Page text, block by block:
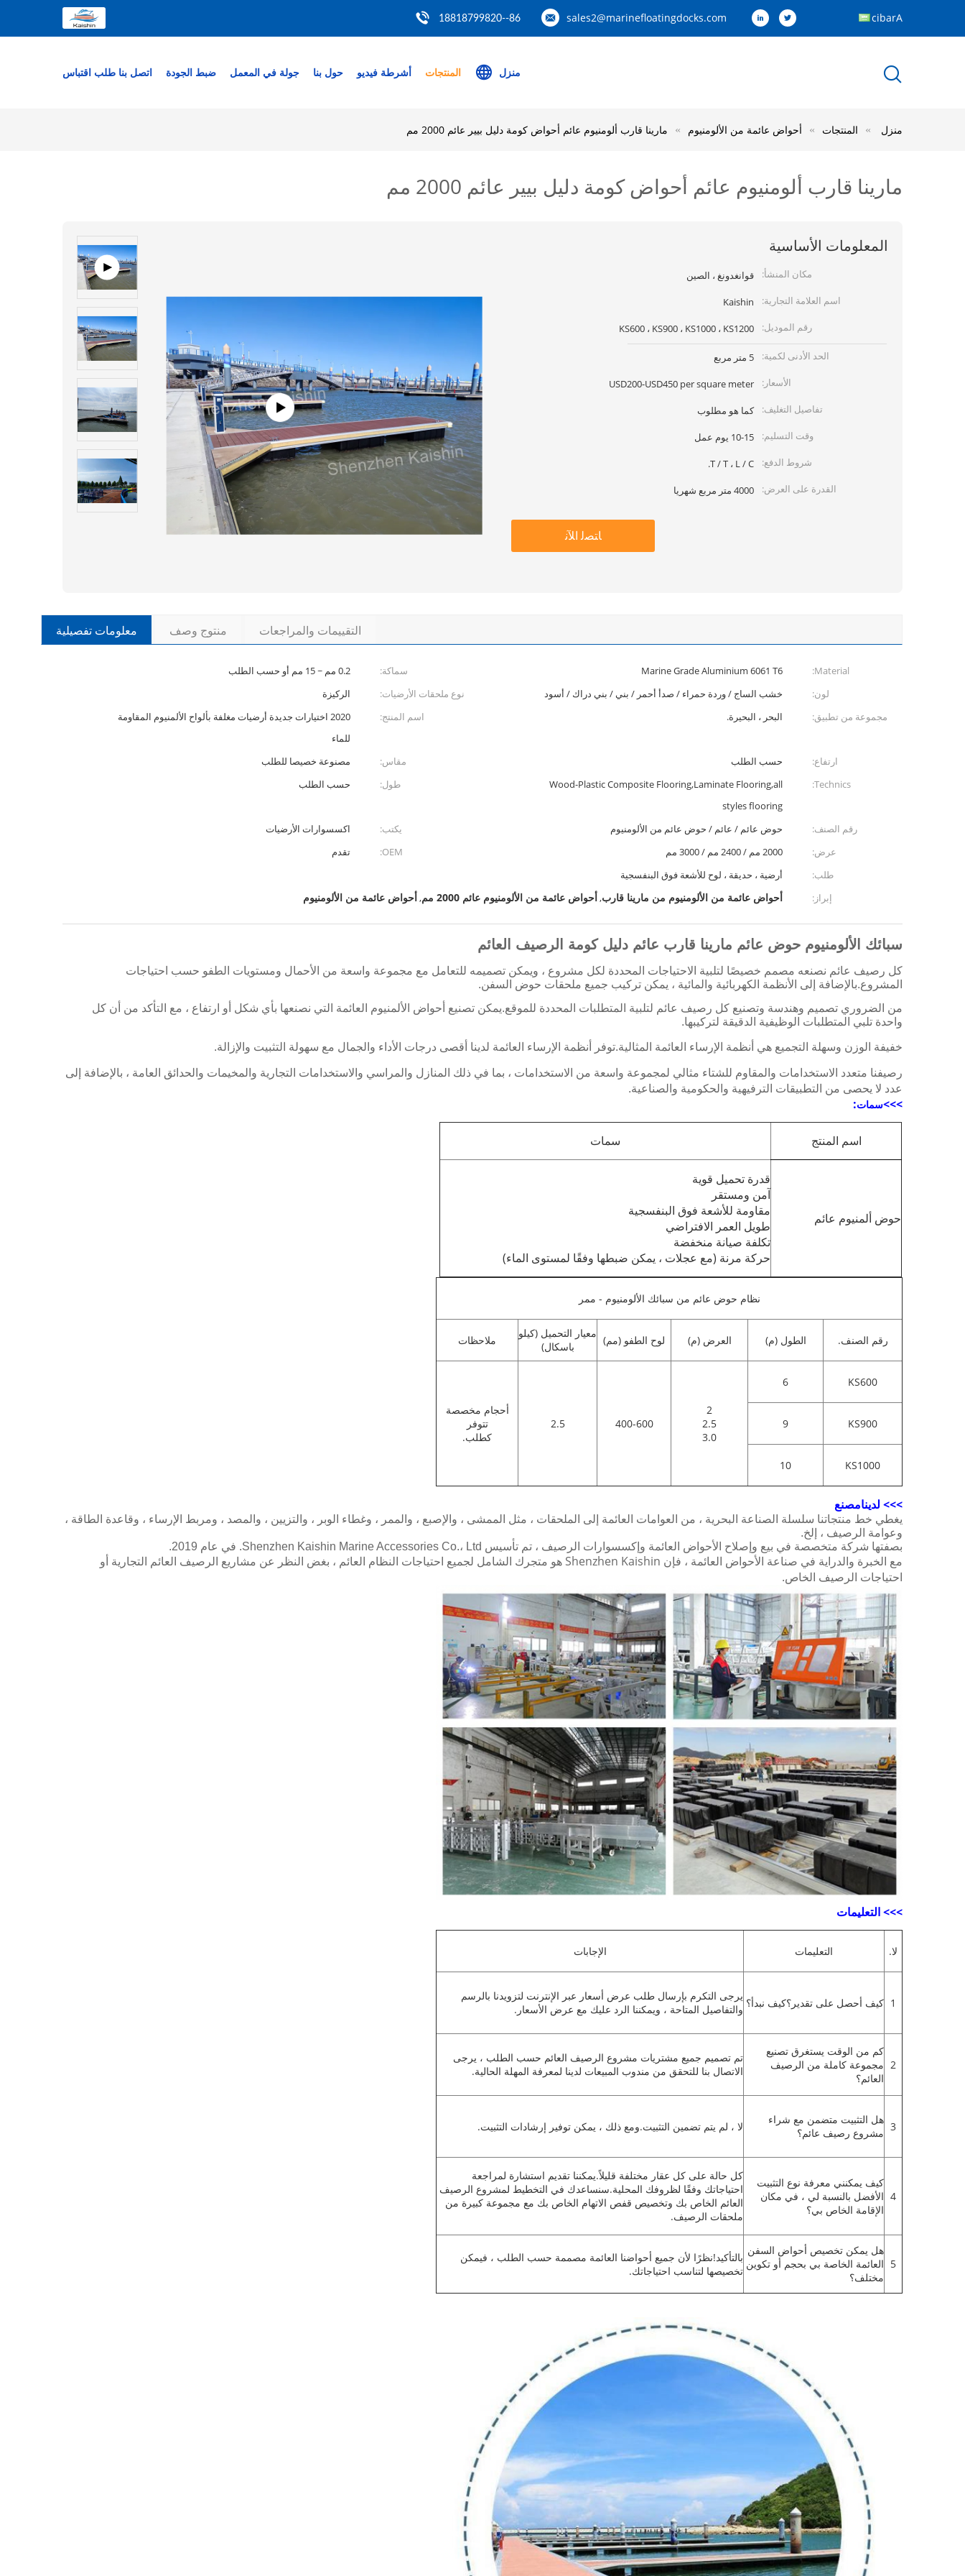
sales2@marinefloatingdocks.com
86--18818799820 Arabic
منزل المنتجات أشرطة فيديو حول بنا جولة في المعمل ضبط الجودة اتصل بنا طلب اقتباس
منزل المنتجات أحواض عائمة من الألومنيوم مارينا قارب ألومنيوم عائم أحواض كومة دليل بيير عائم 2000 مم
مارينا قارب ألومنيوم عائم أحواض كومة دليل بيير عائم 2000 مم
المعلومات الأساسية
مكان المنشأ:
قوانغدونغ ، الصين
اسم العلامة التجارية:
Kaishin
رقم الموديل:
KS600 ، KS900 ، KS1000 ، KS1200
الحد الأدنى لكمية:
5 متر مربع
الأسعار:
USD200-USD450 per square meter
تفاصيل التغليف:
كما هو مطلوب
وقت التسليم:
10-15 يوم عمل
شروط الدفع:
T / T ، L / C.
القدرة على العرض:
4000 متر مربع شهريا
ﺎﺘﺼﻟ ﺍﻶﻧ
معلومات تفصيلية منتوج وصف التقييمات والمراجعات
Material:
Marine Grade Aluminium 6061 T6 سماكة:
0.2 مم ~ 15 مم أو حسب الطلب
لون:
خشب الساج / وردة حمراء / صدأ أحمر / بني / بني دراك / أسود نوع ملحقات الأرضيات:
الركيزة
مجموعة من تطبيق:
البحر ، البحيرة. اسم المنتج:
2020 اختيارات جديدة أرضيات مغلفة بألواح الألمنيوم المقاومة
للماء
ارتفاع:
حسب الطلب مقاس:
مصنوعة خصيصا للطلب
Technics:
Wood-Plastic Composite Flooring,Laminate Flooring,all
styles flooring
طول: حسب الطلب
رقم الصنف: حوض عائم / عائم / حوض عائم من الألومنيوم يكتب:
اكسسوارات الأرضيات
عرض:
2000 مم / 2400 مم / 3000 مم OEM:
تقدم
طلب:
أرضية ، حديقة ، لوح للأشعة فوق البنفسجية
إبراز:
أحواض عائمة من الألومنيوم من مارينا قارب,أحواض عائمة من الألومنيوم عائم 2000 مم ,أحواض عائمة من الألومنيوم
سبائك الألومنيوم حوض عائم مارينا قارب عائم دليل كومة الرصيف العائم
كل رصيف عائم نصنعه مصمم خصيصًا لتلبية الاحتياجات المحددة لكل مشروع ، ويمكن تصميمه للتعامل مع مجموعة واسعة من الأحمال ومستويات الطفو حسب احتياجات
المشروع.بالإضافة إلى الأنظمة الكهربائية والمائية ، يمكن تركيب جميع ملحقات حوض السفن.
من الضروري تصميم وهندسة وتصنيع كل رصيف عائم لتلبية المتطلبات المحددة للموقع.يمكن تصنيع أحواض الألمنيوم العائمة التي نصنعها بأي شكل أو ارتفاع ، مع التأكد من أن كل
واحدة تلبي المتطلبات الوظيفية الدقيقة لتركيبها.
خفيفة الوزن وسهلة التجميع هي أنظمة الإرساء العائمة المثالية.توفر أنظمة الإرساء العائمة لدينا أقصى درجات الأداء والجمال مع سهولة التثبيت والإزالة.
رصيفنا متعدد الاستخدامات والمقاوم للشتاء مثالي لمجموعة واسعة من الاستخدامات ، بما في ذلك المنازل والمراسي والاستخدامات التجارية والمخيمات والحدائق العامة ، بالإضافة إلى
عدد لا يحصى من التطبيقات الترفيهية والحكومية والصناعية.
>>>سمات:
اسم المنتج سمات
حوض ألمنيوم عائم
قدرة تحميل قوية
آمن ومستقر
مقاومة للأشعة فوق البنفسجية
طويل العمر الافتراضي
تكلفة صيانة منخفضة
حركة مرنة (مع عجلات ، يمكن ضبطها وفقًا لمستوى الماء)
نظام حوض عائم من سبائك الألومنيوم - ممر
رقم الصنف. الطول (م) العرض (م) لوح الطفو (مم)
معيار التحميل (كيلو
باسكال)
ملاحظات
KS600
6
2
2.5
3.0
400-600
2.5
أحجام مخصصة
تتوفر
كطلب.
KS900
9
KS1000
10
>>> لدينامصنع
يغطي خط منتجاتنا سلسلة الصناعة البحرية ، من العوامات العائمة إلى الملحقات ، مثل الممشى ، والإصبع ، والممر ، وغطاء الوبر ، والتزيين ، والمصد ، ومربط الإرساء ، وقاعدة الطاقة ،
وعوامة الرصيف ، إلخ.
بصفتها شركة متخصصة في بيع وإصلاح الأحواض العائمة وإكسسوارات الرصيف ، تم تأسيس Shenzhen Kaishin Marine Accessories Co.، Ltd. في عام 2019.
مع الخبرة والدراية في صناعة الأحواض العائمة ، فإن Shenzhen Kaishin هو متجرك الشامل لجميع احتياجات النظام العائم ، بغض النظر عن مشاريع الرصيف العائم التجارية أو
احتياجات الرصيف الخاص.
>>> التعليمات
لا. التعليمات الإجابات
1 كيف أحصل على تقدير؟كيف نبدأ؟
يرجى التكرم بإرسال طلب عرض أسعار عبر الإنترنت لتزويدنا بالرسم
والتفاصيل المتاحة ، ويمكننا الرد عليك مع عرض الأسعار.
2
كم من الوقت يستغرق تصنيع
مجموعة كاملة من الرصيف
العائم؟
تم تصميم جميع مشتريات مشروع الرصيف العائم حسب الطلب ، يرجى
الاتصال بنا للتحقق من مندوب المبيعات لدينا لمعرفة المهلة الحالية.
3
هل التثبيت متضمن مع شراء
مشروع رصيف عائم؟
لا ، لم يتم تضمين التثبيت.ومع ذلك ، يمكن توفير إرشادات التثبيت.
4
كيف يمكنني معرفة نوع التثبيت
الأفضل بالنسبة لي ، في مكان
الإقامة الخاص بي؟
كل حالة على كل عقار مختلفة قليلاً.يمكننا تقديم استشارة لمراجعة
احتياجاتك وفقًا لظروفك المحلية.سنساعدك في التخطيط لمشروع الرصيف
العائم الخاص بك وتخصيص قفص الاتهام الخاص بك مع مجموعة كبيرة من
ملحقات الرصيف.
5
هل يمكن تخصيص أحواض السفن
العائمة الخاصة بي بحجم أو تكوين
مختلف؟
بالتأكيد!نظرًا لأن جميع أحواضنا العائمة مصممة حسب الطلب ، فيمكن
تخصيصها لتناسب احتياجاتك.